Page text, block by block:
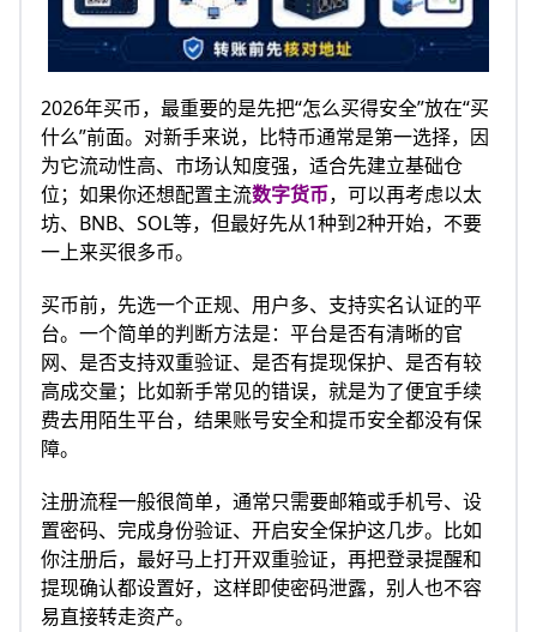
2026年买币，最重要的是先把“怎么买得安全”放在“买
什么”前面。对新手来说，比特币通常是第一选择，因
为它流动性高、市场认知度强，适合先建立基础仓
位；如果你还想配置主流数字货币，可以再考虑以太
坊、BNB、SOL等，但最好先从1种到2种开始，不要
一上来买很多币。
买币前，先选一个正规、用户多、支持实名认证的平
台。一个简单的判断方法是：平台是否有清晰的官
网、是否支持双重验证、是否有提现保护、是否有较
高成交量；比如新手常见的错误，就是为了便宜手续
费去用陌生平台，结果账号安全和提币安全都没有保
障。
注册流程一般很简单，通常只需要邮箱或手机号、设
置密码、完成身份验证、开启安全保护这几步。比如
你注册后，最好马上打开双重验证，再把登录提醒和
提现确认都设置好，这样即使密码泄露，别人也不容
易直接转走资产。